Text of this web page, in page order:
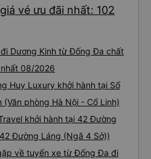
vé ưu đãi nhất: 102
Dương Kinh từ Đống Đa chất
08/2026
Huy Luxury khởi hành tại Số
(Văn phòng Hà Nội - Cổ Linh)
khởi hành tại 42 Đường
Đường Láng (Ngã 4 Sở))
về tuyến xe từ Đống Đa đi